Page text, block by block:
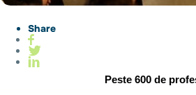
Share
Peste 600 de